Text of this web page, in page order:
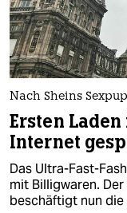
nord
wahrheit
verlag
veranstaltungen
shop
Nach Sheins
Ersten
Internet
Das Ultra-Fast-
mit Billigwaren.
beschäftigt nun